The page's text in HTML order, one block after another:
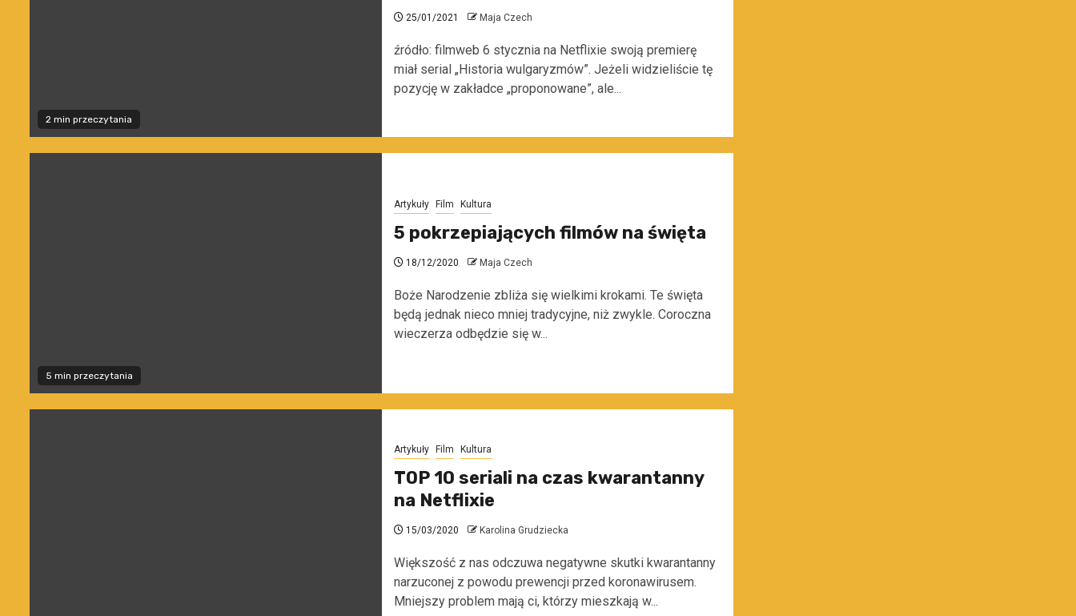
2 min przeczytania
25/01/2021 Maja Czech
źródło: filmweb 6 stycznia na Netflixie swoją premierę
miał serial „Historia wulgaryzmów”. Jeżeli widzieliście tę
pozycję w zakładce „proponowane”, ale...
5 min przeczytania
Artykuły Film Kultura
5 pokrzepiających filmów na święta
18/12/2020 Maja Czech
Boże Narodzenie zbliża się wielkimi krokami. Te święta
będą jednak nieco mniej tradycyjne, niż zwykle. Coroczna
wieczerza odbędzie się w...
Artykuły Film Kultura
TOP 10 seriali na czas kwarantanny
na Netflixie
15/03/2020 Karolina Grudziecka
Większość z nas odczuwa negatywne skutki kwarantanny
narzuconej z powodu prewencji przed koronawirusem.
Mniejszy problem mają ci, którzy mieszkają w...